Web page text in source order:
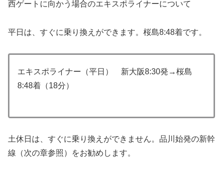
西ゲートに向かう場合のエキスポライナーについて
平日は、すぐに乗り換えができます。桜島8:48着です。
エキスポライナー（平日） 新大阪8:30発→桜島
8:48着（18分）
土休日は、すぐに乗り換えができません。品川始発の新幹
線（次の章参照）をお勧めします。